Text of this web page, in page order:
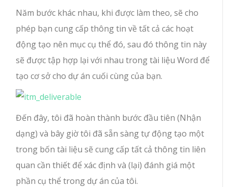
Năm bước khác nhau, khi được làm theo, sẽ cho
phép bạn cung cấp thông tin về tất cả các hoạt
động tạo nên mục cụ thể đó, sau đó thông tin này
sẽ được tập hợp lại với nhau trong tài liệu Word để
tạo cơ sở cho dự án cuối cùng của bạn.
Đến đây, tôi đã hoàn thành bước đầu tiên (Nhận
dạng) và bây giờ tôi đã sẵn sàng tự động tạo một
trong bốn tài liệu sẽ cung cấp tất cả thông tin liên
quan cần thiết để xác định và (lại) đánh giá một
phần cụ thể trong dự án của tôi.